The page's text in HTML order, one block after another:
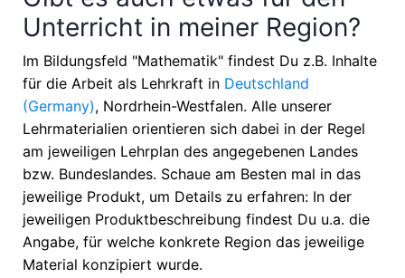
Unterricht in meiner Region?
Im Bildungsfeld "Mathematik" findest Du z.B. Inhalte
für die Arbeit als Lehrkraft in Deutschland
(Germany), Nordrhein-Westfalen. Alle unserer
Lehrmaterialien orientieren sich dabei in der Regel
am jeweiligen Lehrplan des angegebenen Landes
bzw. Bundeslandes. Schaue am Besten mal in das
jeweilige Produkt, um Details zu erfahren: In der
jeweiligen Produktbeschreibung findest Du u.a. die
Angabe, für welche konkrete Region das jeweilige
Material konzipiert wurde.